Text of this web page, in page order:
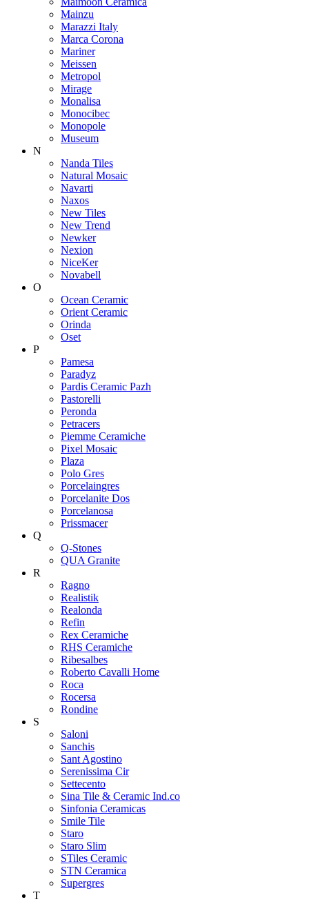
Mainzu
Marazzi Italy
Marca Corona
Mariner
Meissen
Metropol
Mirage
Monalisa
Monocibec
Monopole
Museum
N
Nanda Tiles
Natural Mosaic
Navarti
Naxos
New Tiles
New Trend
Newker
Nexion
NiceKer
Novabell
O
Ocean Ceramic
Orient Ceramic
Orinda
Oset
P
Pamesa
Paradyz
Pardis Ceramic Pazh
Pastorelli
Peronda
Petracers
Piemme Ceramiche
Pixel Mosaic
Plaza
Polo Gres
Porcelaingres
Porcelanite Dos
Porcelanosa
Prissmacer
Q
Q-Stones
QUA Granite
R
Ragno
Realistik
Realonda
Refin
Rex Ceramiche
RHS Ceramiche
Ribesalbes
Roberto Cavalli Home
Roca
Rocersa
Rondine
S
Saloni
Sanchis
Sant Agostino
Serenissima Cir
Settecento
Sina Tile & Ceramic Ind.co
Sinfonia Ceramicas
Smile Tile
Staro
Staro Slim
STiles Ceramic
STN Ceramica
Supergres
T